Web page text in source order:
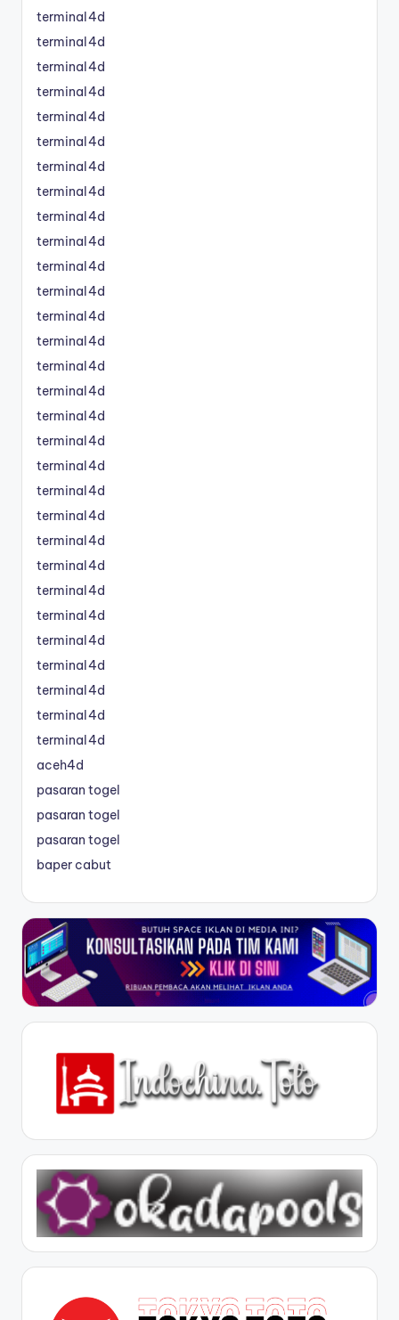
terminal4d
terminal4d
terminal4d
terminal4d
terminal4d
terminal4d
terminal4d
terminal4d
terminal4d
terminal4d
terminal4d
terminal4d
terminal4d
terminal4d
terminal4d
terminal4d
terminal4d
terminal4d
terminal4d
terminal4d
terminal4d
terminal4d
terminal4d
terminal4d
terminal4d
terminal4d
terminal4d
terminal4d
terminal4d
terminal4d
aceh4d
pasaran togel
pasaran togel
pasaran togel
baper cabut